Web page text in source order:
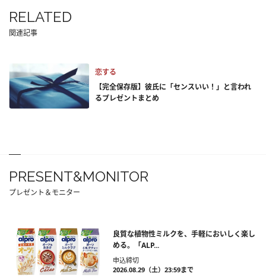
RELATED
関連記事
恋する
【完全保存版】彼氏に「センスいい！」と言われ
るプレゼントまとめ
PRESENT&MONITOR
プレゼント＆モニター
良質な植物性ミルクを、手軽においしく楽し
める。「ALP...
申込締切
2026.08.29（土）23:59まで